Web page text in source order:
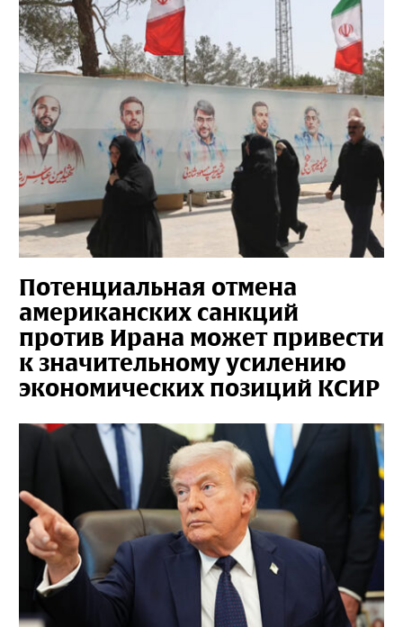
Потенциальная отмена
американских санкций
против Ирана может привести
к значительному усилению
экономических позиций КСИР